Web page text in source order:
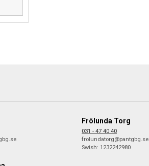
Frölunda Torg
031 - 47 40 40
frolundatorg@pantgbg.se
Swish: 1232242980